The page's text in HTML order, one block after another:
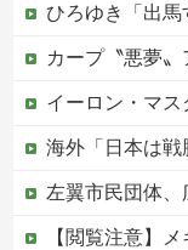
ひろゆき「出馬する気ないか
カープ〝悪夢〟アドゥワが筒香にサヨナラ被弾。
イーロン・マスク「
海外「日本は戦勝国なん
左翼市民団体、広島では通用せず「人殺し
【閲覧注意】メキシコのインフ